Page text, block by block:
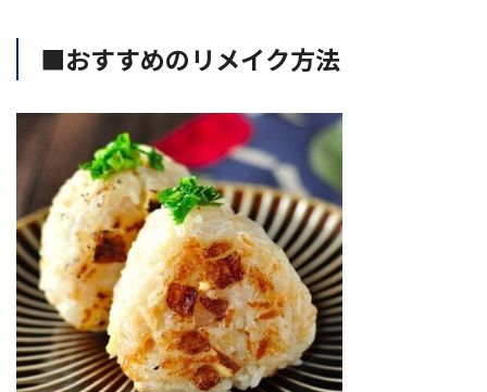
■おすすめのリメイク方法